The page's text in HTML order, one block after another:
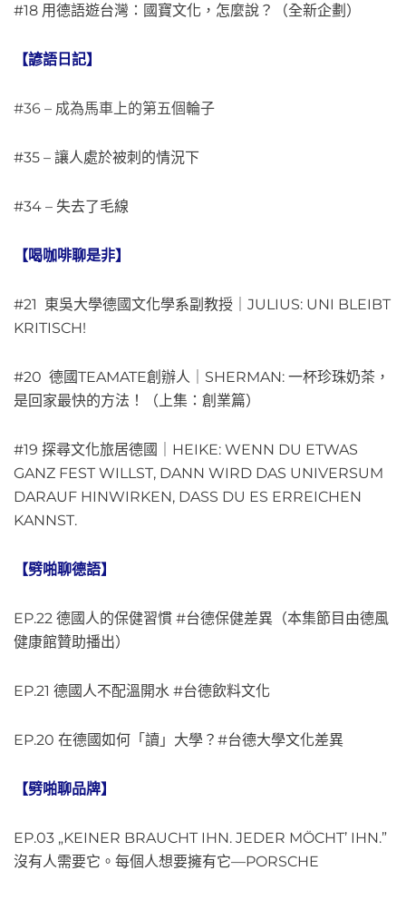
#18 用德語遊台灣：國寶文化，怎麼說？（全新企劃）
【諺語日記】
#36 – 成為馬車上的第五個輪子
#35 – 讓人處於被刺的情況下
#34 – 失去了毛線
【喝咖啡聊是非】
#21 東吳大學德國文化學系副教授｜JULIUS: UNI BLEIBT
KRITISCH!
#20 德國TEAMATE創辦人｜SHERMAN: 一杯珍珠奶茶，
是回家最快的方法！（上集：創業篇）
#19 探尋文化旅居德國｜HEIKE: WENN DU ETWAS
GANZ FEST WILLST, DANN WIRD DAS UNIVERSUM
DARAUF HINWIRKEN, DASS DU ES ERREICHEN
KANNST.
【劈啪聊德語】
EP.22 德國人的保健習慣 #台德保健差異（本集節目由德風
健康館贊助播出）
EP.21 德國人不配溫開水 #台德飲料文化
EP.20 在德國如何「讀」大學？#台德大學文化差異
【劈啪聊品牌】
EP.03 „KEINER BRAUCHT IHN. JEDER MÖCHT’ IHN.”
沒有人需要它。每個人想要擁有它—PORSCHE